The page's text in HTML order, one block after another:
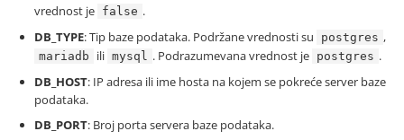
vrednost je false .
DB_TYPE: Tip baze podataka. Podržane vrednosti su postgres ,
mariadb ili mysql . Podrazumevana vrednost je postgres .
DB_HOST: IP adresa ili ime hosta na kojem se pokreće server baze
podataka.
DB_PORT: Broj porta servera baze podataka.